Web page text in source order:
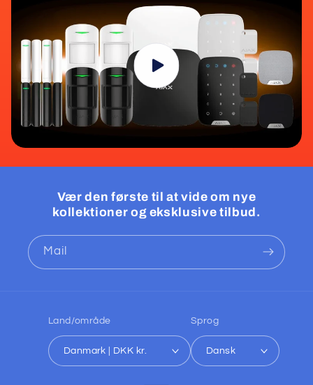
Vær den første til at vide om nye
kollektioner og eksklusive tilbud.
Mail
Land/område
Danmark | DKK kr.
Sprog
Dansk